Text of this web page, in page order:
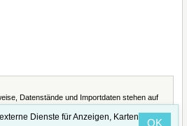
Datenstände und Importdaten stehen auf
Datenimporte.
Dienste für Anzeigen, Karten
OK